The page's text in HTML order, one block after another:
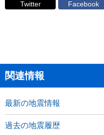
Twitter Facebook
関連情報
最新の地震情報
過去の地震履歴